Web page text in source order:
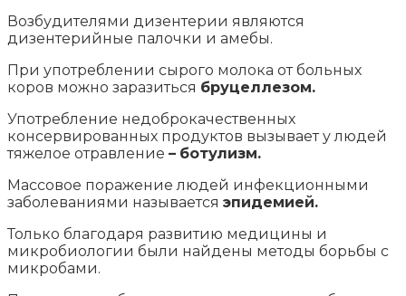
Возбудителями дизентерии являются
дизентерийные палочки и амебы.
При употреблении сырого молока от больных
коров можно заразиться бруцеллезом.
Употребление недоброкачественных
консервированных продуктов вызывает у людей
тяжелое отравление – ботулизм.
Массовое поражение людей инфекционными
заболеваниями называется эпидемией.
Только благодаря развитию медицины и
микробиологии были найдены методы борьбы с
микробами.